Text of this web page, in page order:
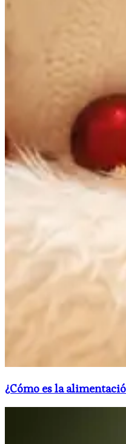
¿Cómo es la